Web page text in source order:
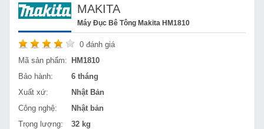
MAKITA
Máy Đục Bê Tông Makita HM1810
0 đánh giá
Mã sản phẩm:
HM1810
Bảo hành:
6 tháng
Xuất xứ:
Nhật Bản
Công nghệ:
Nhật bản
Trọng lượng:
32 kg